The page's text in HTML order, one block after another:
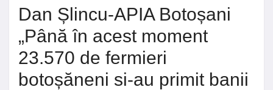
Dan Șlincu-APIA Botoșani
„Până în acest moment
23.570 de fermieri
botoșăneni si-au primit banii